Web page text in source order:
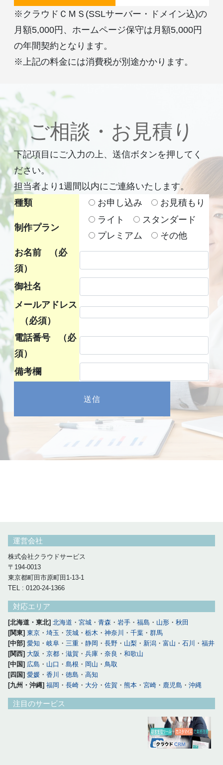
※クラウドＣＭＳ(SSLサーバー・ドメイン込)の
月額5,000円、ホームページ保守は月額5,000円
の年間契約となります。
※上記の料金には消費税が別途かかります。
ご相談・お見積り
下記項目にご入力の上、送信ボタンを押してく
ださい。
担当者より1週間以内にご連絡いたします。
種類
お申し込み お見積もり
制作プラン
ライト
スタンダード
プレミアム
その他
お名前
（必
須）
御社名
メールアドレス
（必須）
電話番号
（必
須）
備考欄
運営会社
株式会社クラウドサービス
〒194-0013
東京都町田市原町田1-13-1
TEL : 0120-24-1366
対応エリア
[北海道・東北] 北海道 ・宮城 ・青森 ・岩手 ・福島 ・ 山形 ・秋田
[関東] 東京 ・埼玉 ・茨城 ・栃木 ・神奈川 ・千葉 ・群馬
[中部] 愛知 ・岐阜 ・三重 ・静岡 ・長野 ・ 山梨 ・ 新潟 ・富山 ・石川 ・福井
[関西] 大阪 ・京都 ・滋賀 ・兵庫 ・奈良 ・和歌山
[中国] 広島 ・ 山口 ・島根 ・ 岡山 ・鳥取
[四国] 愛媛 ・香川 ・徳島 ・高知
[九州・沖縄] 福岡 ・長崎 ・ 大分 ・佐賀 ・熊本 ・宮崎 ・ 鹿児島 ・沖縄
注目のサービス